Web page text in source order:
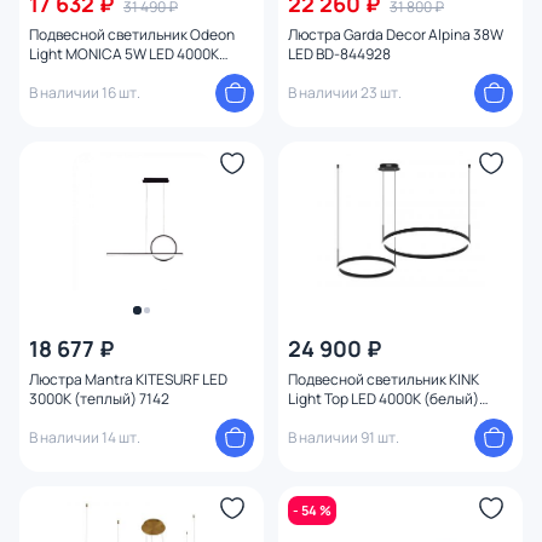
31 490 ₽
Подвесной светильник Odeon
Light MONICA 5W LED 4000К
В наличии 16 шт.
31 800 ₽
Люстра Garda Decor Alpina 38W
LED BD-844928
В наличии 23 шт.
18 677 ₽
Люстра Mantra KITESURF LED
3000К (теплый) 7142
В наличии 14 шт.
24 900 ₽
Подвесной светильник KINK
Light Тор LED 4000К (белый)
В наличии 91 шт.
- 54 %